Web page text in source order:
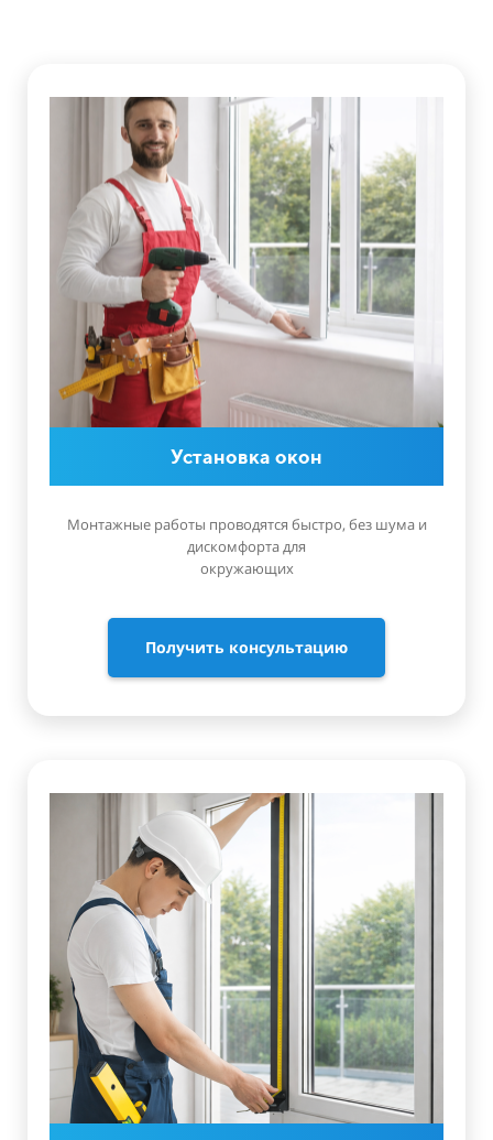
Установка окон
Монтажные работы проводятся быстро, без шума и
дискомфорта для
окружающих
Получить консультацию